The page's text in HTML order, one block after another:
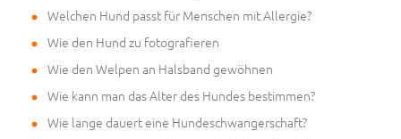
Welchen Hund passt für Menschen mit Allergie?
Wie den Hund zu fotografieren
Wie den Welpen an Halsband gewöhnen
Wie kann man das Alter des Hundes bestimmen?
Wie lange dauert eine Hundeschwangerschaft?